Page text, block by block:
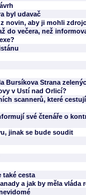
byl udavač
novin, aby ji mohli
do večera, než
Bursíkova Strana
v Ustí nad Orlicí?
scannerů, které
své čtenáře o
jinak se bude soudit
také cesta
a jak by měla vláda